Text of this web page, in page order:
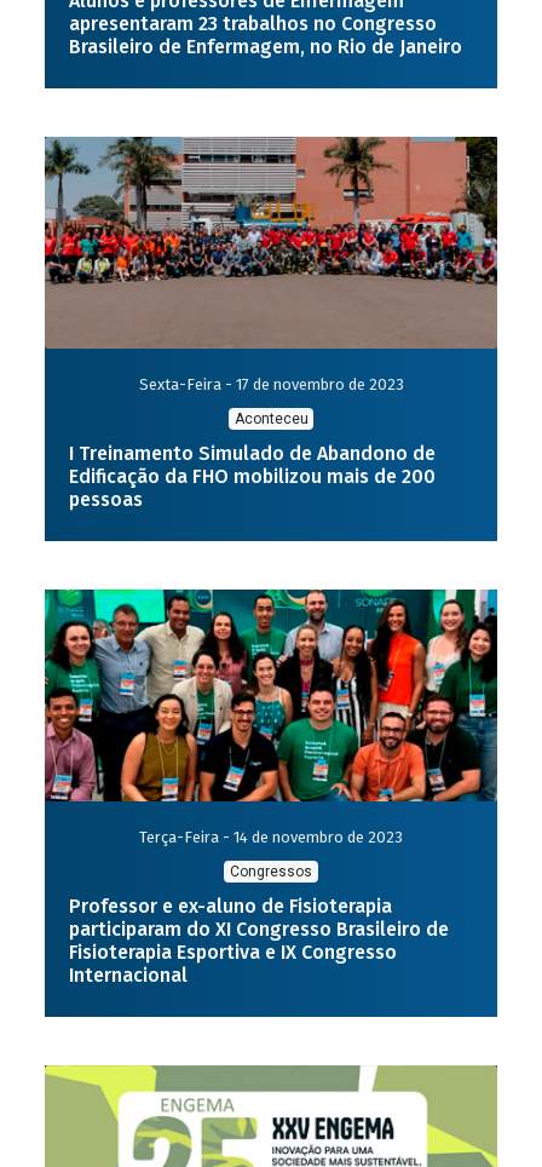
apresentaram 23 trabalhos no Congresso
Brasileiro de Enfermagem, no Rio de Janeiro
Sexta-Feira - 17 de novembro de 2023
Aconteceu
I Treinamento Simulado de Abandono de
Edificação da FHO mobilizou mais de 200
pessoas
Terça-Feira - 14 de novembro de 2023
Congressos
Professor e ex-aluno de Fisioterapia
participaram do XI Congresso Brasileiro de
Fisioterapia Esportiva e IX Congresso
Internacional